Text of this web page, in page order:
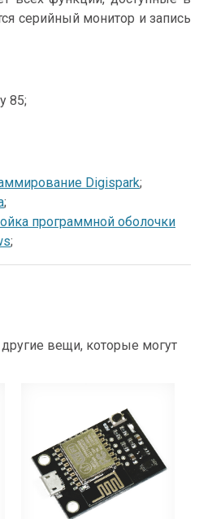
серийный монитор и запись
85;
Digispark;
;
программной оболочки
;
вещи, которые могут